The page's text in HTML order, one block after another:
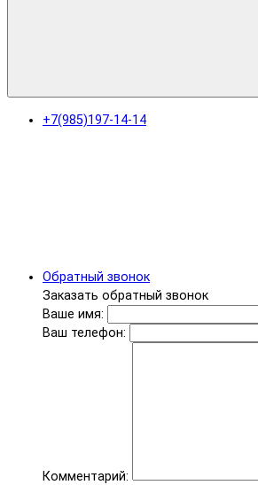
+7(985)197-14-14
Обратный звонок
Заказать обратный звонок
Ваше имя:
Ваш телефон:
Комментарий: